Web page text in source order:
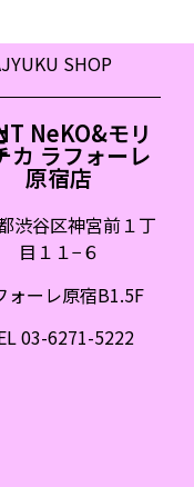
SHOP
NeKO&モリ
カ ラフォーレ
原宿店
渋谷区神宮前１丁
目１１−６
ォーレ原宿B1.5F
03-6271-5222